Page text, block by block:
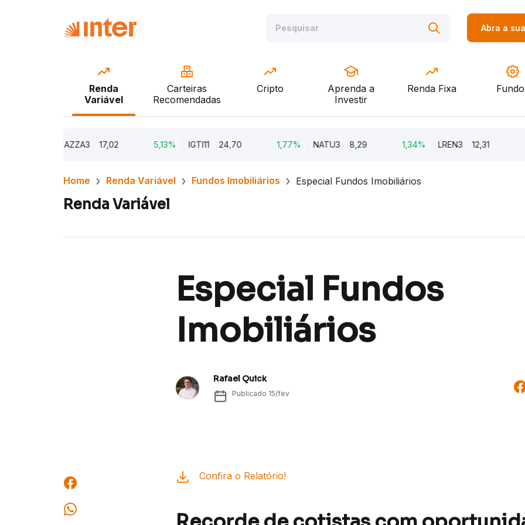
Abra a
Renda
Variável
Carteiras
Recomendadas
Cripto
Aprenda a
Investir
Renda Fixa
AZZA3 17,02 IGTI11 24,70 NATU3 8,29 LREN3 12,31
Home Renda Variável Fundos Imobiliários Especial Fundos Imobiliários
Renda Variável
Especial Fundos
Imobiliários
Rafael Quick
Publicado 15/fev
Confira o Relatório!